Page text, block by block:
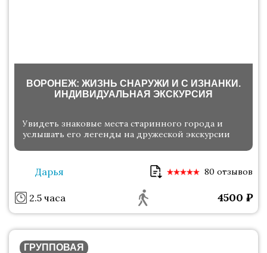
ВОРОНЕЖ: ЖИЗНЬ СНАРУЖИ И С ИЗНАНКИ.
ИНДИВИДУАЛЬНАЯ ЭКСКУРСИЯ
Увидеть знаковые места старинного города и
услышать его легенды на дружеской экскурсии
Дарья 80 отзывов
2.5 часа 4500 ₽
ГРУППОВАЯ